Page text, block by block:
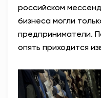
российском
бизнеса могли
предприниматели.
опять приходится